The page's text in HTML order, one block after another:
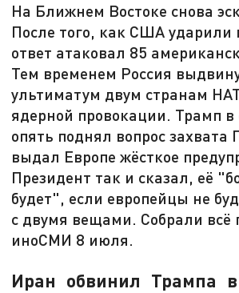
На Ближнем Востоке снова
После того, как США ударили
ответ атаковал 85
Тем временем Россия
ультиматум двум странам
ядерной провокации. Трамп в
опять поднял вопрос захвата
выдал Европе жёсткое
Президент так и сказал, её
будет", если европейцы не
с двумя вещами. Собрали всё
иноСМИ 8 июля.
Иран обвинил Трампа